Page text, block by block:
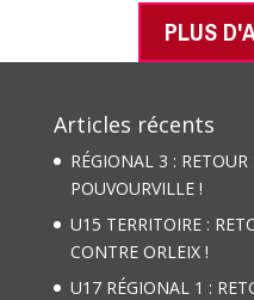
PLUS
Articles récents
RÉGIONAL 3 :
POUVOURVILLE !
U15 TERRITOIRE :
CONTRE ORLEIX !
U17 RÉGIONAL 1 :